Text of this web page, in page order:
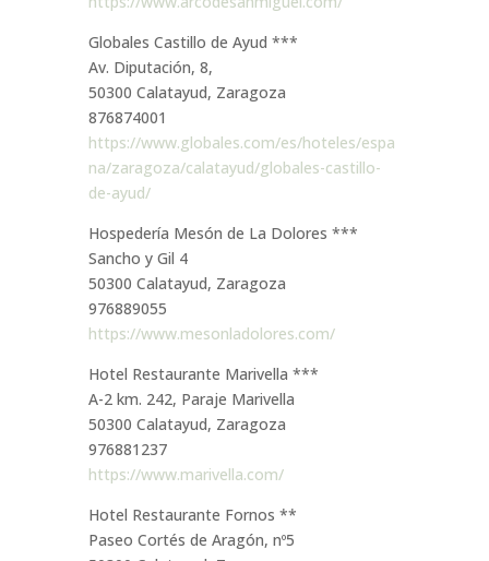
Globales Castillo de Ayud ***
Av. Diputación, 8,
50300 Calatayud, Zaragoza
876874001
https://www.globales.com/es/hoteles/espa
na/zaragoza/calatayud/globales-castillo-
de-ayud/
Hospedería Mesón de La Dolores ***
Sancho y Gil 4
50300 Calatayud, Zaragoza
976889055
https://www.mesonladolores.com/
Hotel Restaurante Marivella ***
A-2 km. 242, Paraje Marivella
50300 Calatayud, Zaragoza
976881237
https://www.marivella.com/
Hotel Restaurante Fornos **
Paseo Cortés de Aragón, nº5